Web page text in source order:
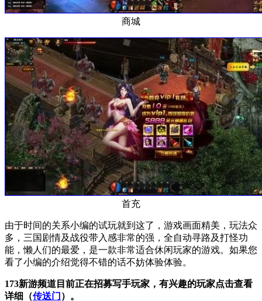
商城
首充
由于时间的关系小编的试玩就到这了，游戏画面精美，玩法众
多，三国剧情及战役带入感非常的强，全自动寻路及打怪功
能，懒人们的最爱，是一款非常适合休闲玩家的游戏。如果您
看了小编的介绍觉得不错的话不妨体验体验。
173新游频道目前正在招募写手玩家，有兴趣的玩家点击查看
详细（传送门 ）。